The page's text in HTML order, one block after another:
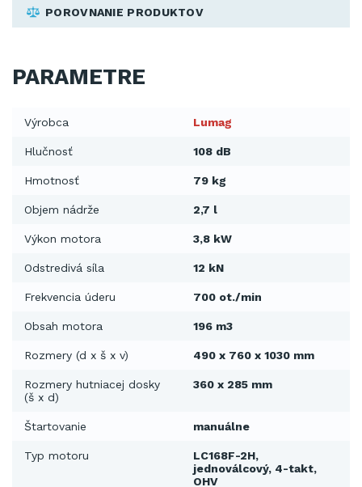
POROVNANIE PRODUKTOV
PARAMETRE
Výrobca Lumag
Hlučnosť 108 dB
Hmotnosť 79 kg
Objem nádrže 2,7 l
Výkon motora 3,8 kW
Odstredivá síla 12 kN
Frekvencia úderu 700 ot./min
Obsah motora 196 m3
Rozmery (d x š x v) 490 x 760 x 1030 mm
Rozmery hutniacej dosky
(š x d)
360 x 285 mm
Štartovanie manuálne
Typ motoru
LC168F-2H,
jednoválcový, 4-takt,
OHV